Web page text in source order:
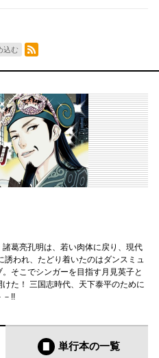
込む
RSSフィード
葛亮孔明は、若い肉体に戻り、現代
誘われ、たどり着いたのはダンスミュ
そこでシンガーを目指す月見英子と
た！ 三国志時代、天下泰平のために
－!!
単行本の一覧